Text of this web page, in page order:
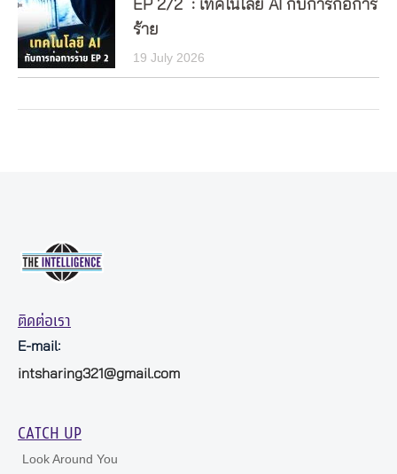
EP 2/2 : เทคโนโลยี AI กับการก่อการ
ร้าย
19 July 2026
ติดต่อเรา
E-mail:
intsharing321@gmail.com
CATCH UP
Look Around You